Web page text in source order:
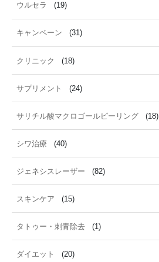
ウルセラ (19)
キャンペーン (31)
クリニック (18)
サプリメント (24)
サリチル酸マクロゴールピーリング (18)
シワ治療 (40)
ジェネシスレーザー (82)
スキンケア (15)
タトゥー・刺青除去 (1)
ダイエット (20)